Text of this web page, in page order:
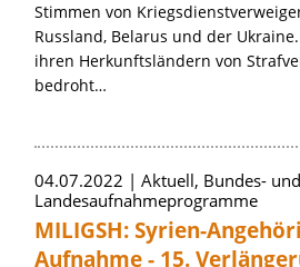
Stimmen von
Russland, Belarus und der
ihren Herkunftsländern von
bedroht…
04.07.2022
Aktuell, Bundes- und
Landesaufnahmeprogramme
MILIGSH: Syrien-
Aufnahme - 15.